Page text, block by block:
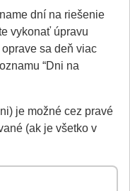
dní na riešenie
vykonať úpravu
sa deň viac
“Dni na
je možné cez pravé
(ak je všetko v